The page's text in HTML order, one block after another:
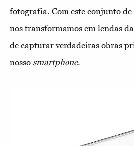
fotografia. Com este conjunto
nos transformamos em lendas
de capturar verdadeiras obras
nosso smartphone.